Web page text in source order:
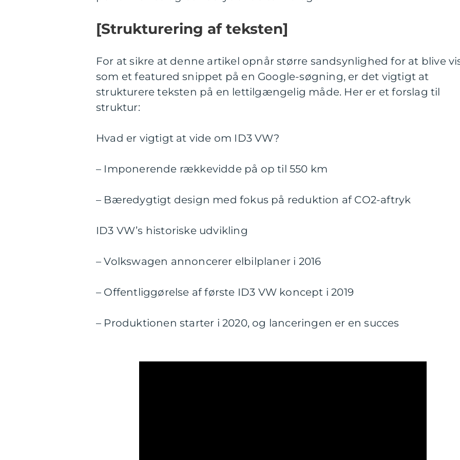
[Strukturering af teksten]
For at sikre at denne artikel opnår større sandsynlighed for at blive
som et featured snippet på en Google-søgning, er det vigtigt at
strukturere teksten på en lettilgængelig måde. Her er et forslag til
struktur:
Hvad er vigtigt at vide om ID3 VW?
– Imponerende rækkevidde på op til 550 km
– Bæredygtigt design med fokus på reduktion af CO2-aftryk
ID3 VW’s historiske udvikling
– Volkswagen annoncerer elbilplaner i 2016
– Offentliggørelse af første ID3 VW koncept i 2019
– Produktionen starter i 2020, og lanceringen er en succes